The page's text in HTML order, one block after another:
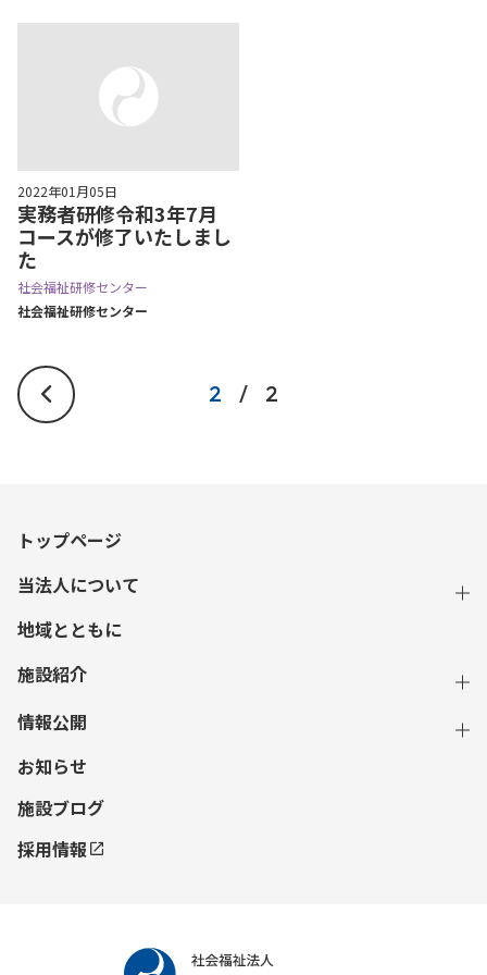
2022年01月05日
実務者研修令和3年7月
コースが修了いたしまし
た
社会福祉研修センター
社会福祉研修センター
2 / 2
トップページ
当法人について
地域とともに
施設紹介
情報公開
お知らせ
施設ブログ
採用情報